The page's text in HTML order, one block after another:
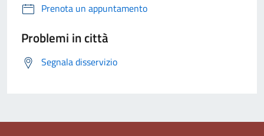
Prenota un appuntamento
Problemi in città
Segnala disservizio